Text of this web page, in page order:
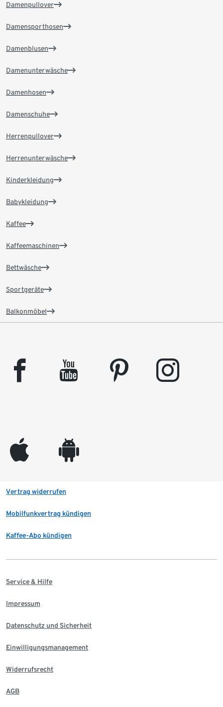
Damenpullover
Damensporthosen
Damenblusen
Damenunterwäsche
Damenhosen
Damenschuhe
Herrenpullover
Herrenunterwäsche
Kinderkleidung
Babykleidung
Kaffee
Kaffeemaschinen
Bettwäsche
Sportgeräte
Balkonmöbel
facebook youtube pinterest instagram
appleinc android
Vertrag widerrufen
Mobilfunkvertrag kündigen
Kaffee-Abo kündigen
Service & Hilfe
Impressum
Datenschutz und Sicherheit
Einwilligungsmanagement
Widerrufsrecht
AGB